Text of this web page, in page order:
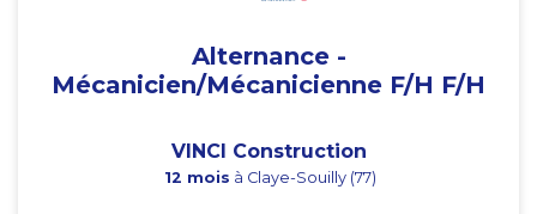
Alternance -
Mécanicien/Mécanicienne F/H F/H
VINCI Construction
12 mois à Claye-Souilly (77)